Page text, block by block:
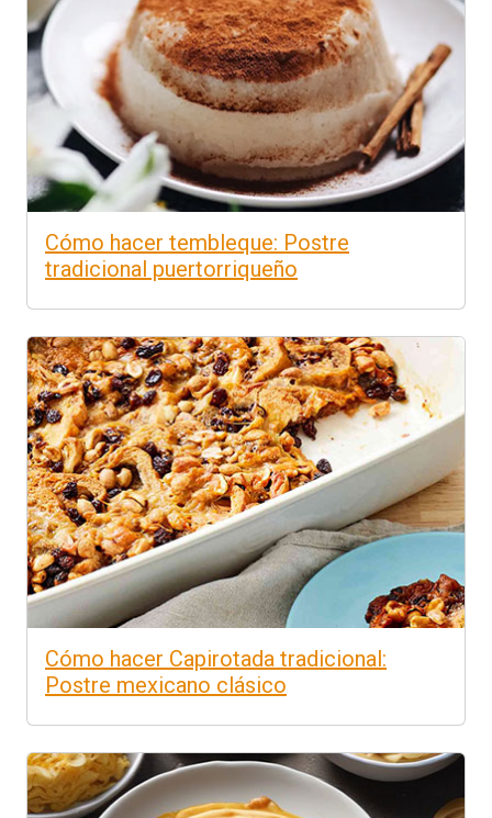
Cómo hacer tembleque: Postre
tradicional puertorriqueño
Cómo hacer Capirotada tradicional:
Postre mexicano clásico